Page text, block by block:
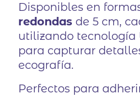
Disponibles en
redondas de 5 cm,
utilizando
para capturar
ecografía.
Perfectos para